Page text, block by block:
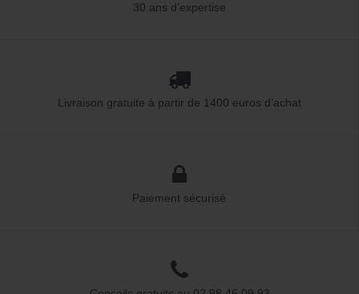
30 ans d’expertise
Livraison gratuite à partir de 1400 euros d’achat
Paiement sécurisé